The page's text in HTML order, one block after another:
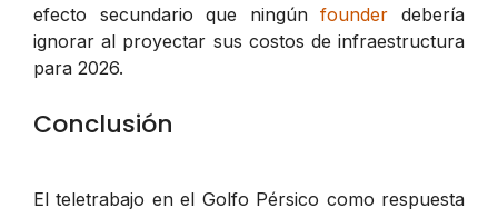
efecto secundario que ningúnfounder debería
ignorar al proyectar sus costos de infraestructura
para 2026.
Conclusión
El teletrabajo en el Golfo Pérsico como respuesta